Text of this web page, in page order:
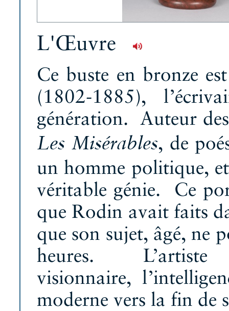
L'Œuvre
Ce buste en bronze
(1802-1885),
génération. Auteur
Les Misérables, de
un homme politique,
véritable génie. Ce
que Rodin avait faits
que son sujet, âgé, ne
heures. L’artiste
visionnaire,
moderne vers la fin de